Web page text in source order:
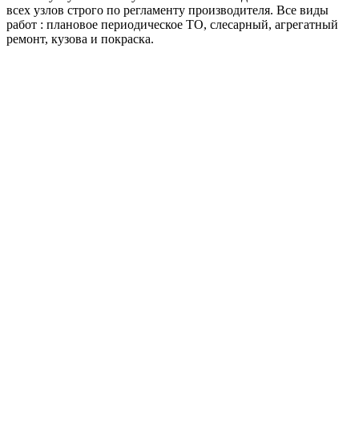
всех узлов строго по регламенту производителя. Все виды
работ : плановое периодическое ТО, слесарный, агрегатный
ремонт, кузова и покраска.